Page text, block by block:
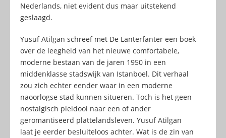
Nederlands, niet evident dus maar uitstekend
geslaagd.
Yusuf Atilgan schreef met De Lanterfanter een boek
over de leegheid van het nieuwe comfortabele,
moderne bestaan van de jaren 1950 in een
middenklasse stadswijk van Istanboel. Dit verhaal
zou zich echter eender waar in een moderne
naoorlogse stad kunnen situeren. Toch is het geen
nostalgisch pleidooi naar een of ander
geromantiseerd plattelandsleven. Yusuf Atilgan
laat je eerder besluiteloos achter. Wat is de zin van